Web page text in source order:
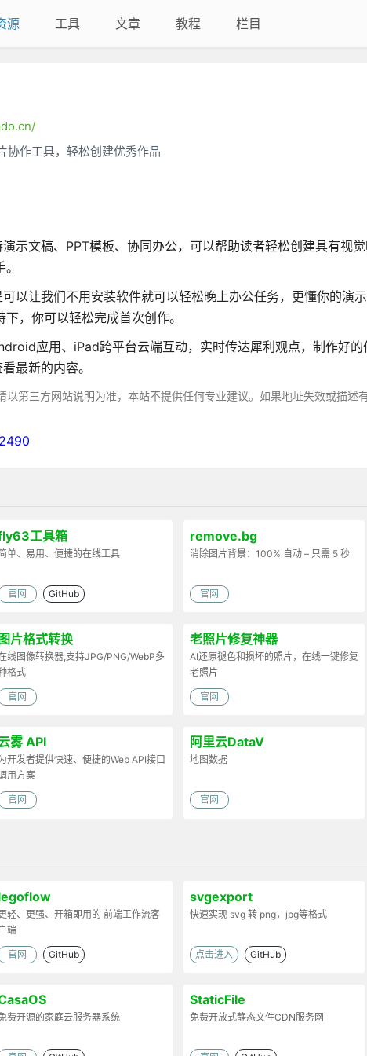
源 工具 文章 教程 栏目
协作工具，轻松创建优秀作品
示文稿、PPT模板、协同办公，可以帮助读者轻松创建具有视
。
以让我们不用安装软件就可以轻松晚上办公任务，更懂你的演
，你可以轻松完成首次创作。
应用、iPad跨平台云端互动，实时传达犀利观点，制作好
最新的内容。
第三方网站说明为准，本站不提供任何专业建议。如果地址失效或描述
工具箱
单、易用、便捷的在线工具
官网 GitHub
remove.bg
消除图片背景：100% 自动 – 只需 5 秒
官网
图片格式转换
线图像转换器,支持JPG/PNG/WebP多
格式
官网
老照片修复神器
AI还原褪色和损坏的照片，在线一键修复
老照片
官网
雾 API
开发者提供快速、便捷的Web API接口
用方案
官网
阿里云DataV
地图数据
官网
轻、更强、开箱即用的 前端工作流客
端
官网 GitHub
svgexport
快速实现 svg 转 png，jpg等格式
点击进入 GitHub
费开源的家庭云服务器系统
StaticFile
免费开放式静态文件CDN服务网